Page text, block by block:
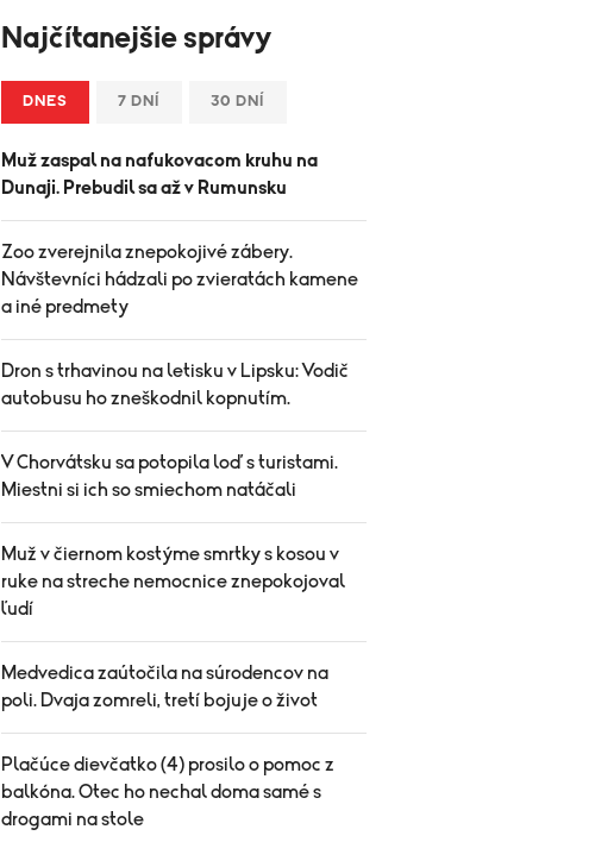
Najčítanejšie správy
DNES 7 DNÍ 30 DNÍ
Muž zaspal na nafukovacom kruhu na
Dunaji. Prebudil sa až v Rumunsku
Zoo zverejnila znepokojivé zábery.
Návštevníci hádzali po zvieratách kamene
a iné predmety
Dron s trhavinou na letisku v Lipsku: Vodič
autobusu ho zneškodnil kopnutím.
V Chorvátsku sa potopila loď s turistami.
Miestni si ich so smiechom natáčali
Muž v čiernom kostýme smrtky s kosou v
ruke na streche nemocnice znepokojoval
ľudí
Medvedica zaútočila na súrodencov na
poli. Dvaja zomreli, tretí bojuje o život
Plačúce dievčatko (4) prosilo o pomoc z
balkóna. Otec ho nechal doma samé s
drogami na stole